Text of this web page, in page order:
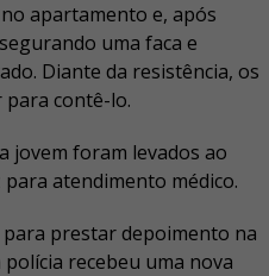
apartamento e, após
uma faca e
Diante da resistência, os
contê-lo.
jovem foram levados ao
atendimento médico.
prestar depoimento na
polícia recebeu uma nova